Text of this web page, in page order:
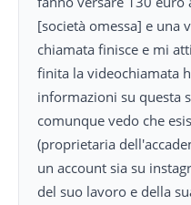
[società omessa] e una
chiamata finisce e mi
finita la videochiamata
informazioni su questa
comunque vedo che
(proprietaria
un account sia su
del suo lavoro e della